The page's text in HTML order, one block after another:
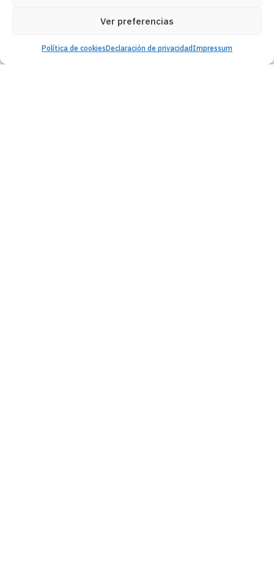
Ver preferencias
Política de cookiesDeclaración de privacidad Impressum